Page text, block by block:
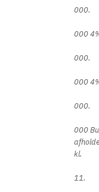
000.
000
000.
000
000.
000
kl.
11.